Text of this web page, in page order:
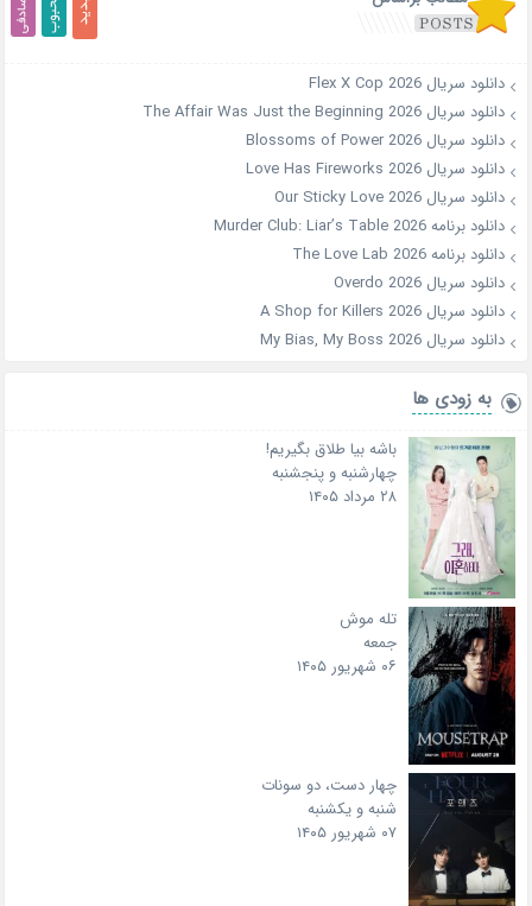
دانلود سریال Flex X Cop 2026
دانلود سریال The Affair Was Just the Beginning 2026
دانلود سریال Blossoms of Power 2026
دانلود سریال Love Has Fireworks 2026
دانلود سریال Our Sticky Love 2026
دانلود برنامه Murder Club: Liar’s Table 2026
دانلود برنامه The Love Lab 2026
دانلود سریال Overdo 2026
دانلود سریال A Shop for Killers 2026
دانلود سریال My Bias, My Boss 2026
به زودی ها
باشه بیا طلاق بگیریم!
چهارشنبه و پنجشنبه
۲۸ مرداد ۱۴۰۵
تله موش
جمعه
۰۶ شهریور ۱۴۰۵
چهار دست، دو سونات
شنبه و یکشنبه
۰۷ شهریور ۱۴۰۵